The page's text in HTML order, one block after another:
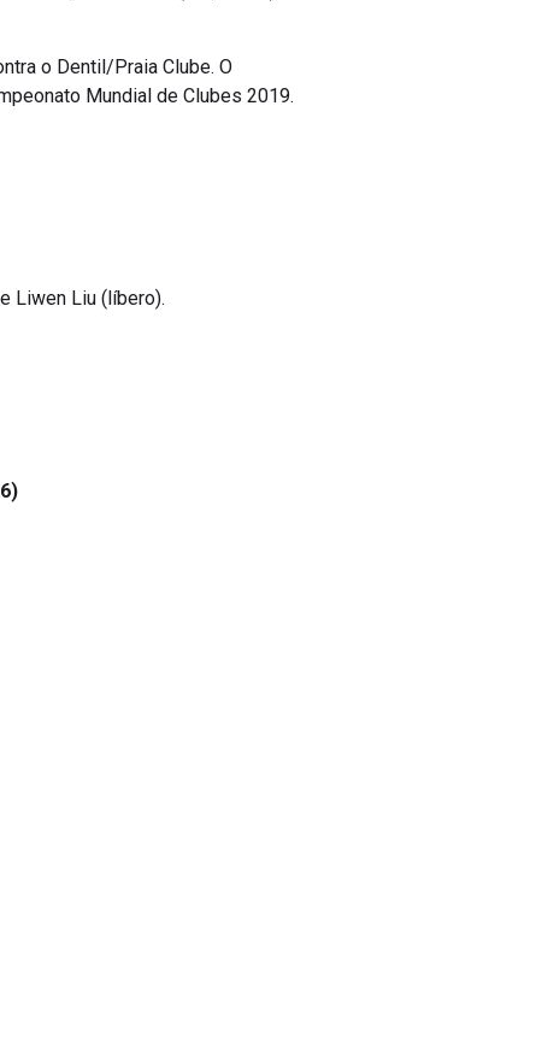
o Dentil/Praia Clube. O
Mundial de Clubes 2019.
Liwen Liu (líbero).
)